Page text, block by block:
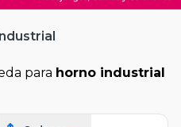
para horno industrial